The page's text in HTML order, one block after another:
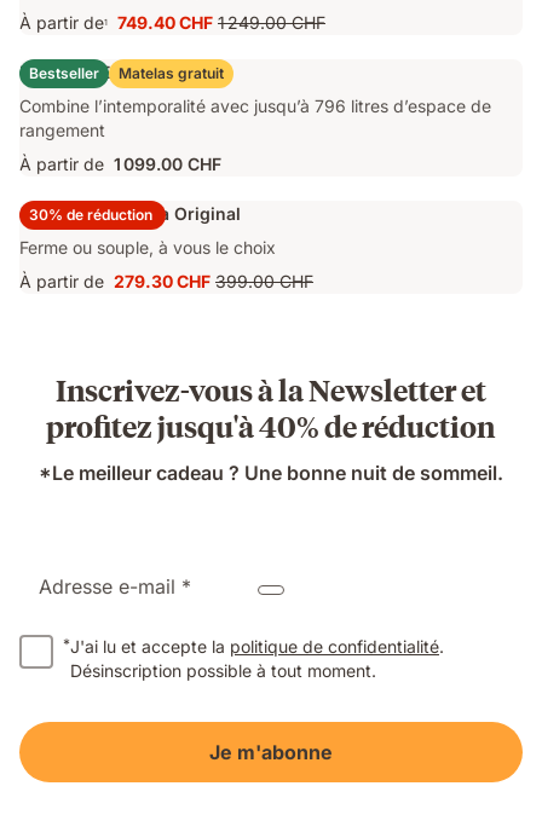
À partir de1
Prix
749.40 CHF
749.40 CHF Prix
d'origine
1 249.00 CHF
1 249.00 CHF
Bestseller Matelas gratuit
Lit Coffre Emma Original
Combine l’intemporalité avec jusqu’à 796 litres d’espace de
rangement
À partir de 1 099.00 CHF
30% de réduction
Surmatelas Emma Original
Ferme ou souple, à vous le choix
À partir de Prix
279.30 CHF Prix
399.00 CHF
Inscrivez-vous à la Newsletter et
profitez jusqu'à 40% de réduction
*Le meilleur cadeau ? Une bonne nuit de sommeil.
Adresse e-mail *
*J'ai lu et accepte la politique de confidentialité.
Désinscription possible à tout moment.
Je m'abonne